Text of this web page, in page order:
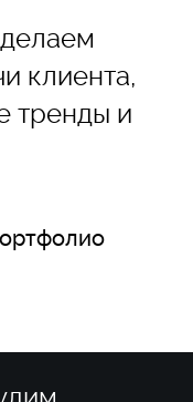
клиента,
тренды и